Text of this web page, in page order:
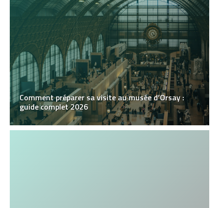
Comment préparer sa visite au musée d’Orsay :
guide complet 2026